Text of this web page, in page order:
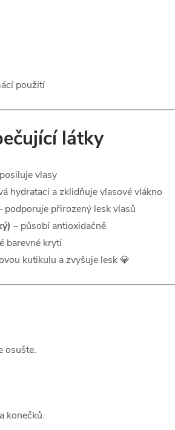
použití
látky
vlasy
hydrataci a zklidňuje vlasové vlákno
podporuje přirozený lesk vlasů
– působí antioxidačně
barevné krytí
kutikulu a zvyšuje lesk 💎
osušte.
konečků.